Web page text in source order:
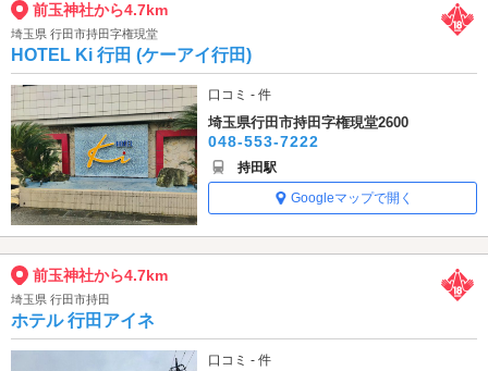
前玉神社から4.7km
埼玉県 行田市持田字権現堂
HOTEL Ki 行田 (ケーアイ行田)
口コミ - 件
埼玉県行田市持田字権現堂2600
048-553-7222
持田駅
Googleマップで開く
前玉神社から4.7km
埼玉県 行田市持田
ホテル 行田アイネ
口コミ - 件